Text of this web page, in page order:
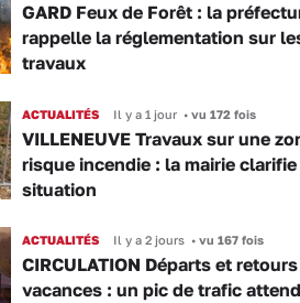
GARD Feux de Forêt : la
rappelle la réglementation sur
travaux
ACTUALITÉS Il y a 1 jour •vu 172 fois
VILLENEUVE Travaux sur une
risque incendie : la mairie
situation
ACTUALITÉS Il y a 2 jours •vu 167 fois
CIRCULATION Départs et
vacances : un pic de trafic